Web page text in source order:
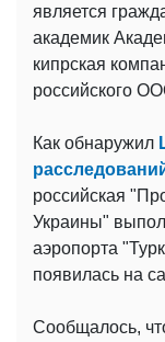
является
академик
кипрская
российского
Как обнаружил
российская
Украины"
аэропорта
появилась на
Сообщалось,